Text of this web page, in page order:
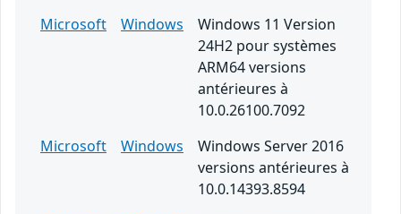
Microsoft
Windows
Windows 11 Version
24H2 pour systèmes
ARM64 versions
antérieures à
10.0.26100.7092
Microsoft
Windows
Windows Server 2016
versions antérieures à
10.0.14393.8594